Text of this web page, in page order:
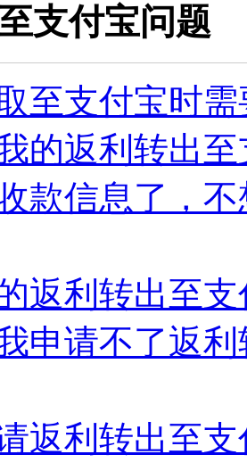
支付宝问题
至支付宝时
的返利转出
款信息了，
返利转出至
申请不了返
返利转出至